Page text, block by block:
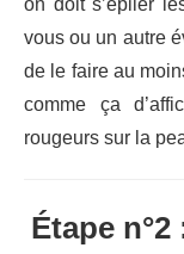
vous ou un autre
de le faire au
comme ça
rougeurs sur la
Étape